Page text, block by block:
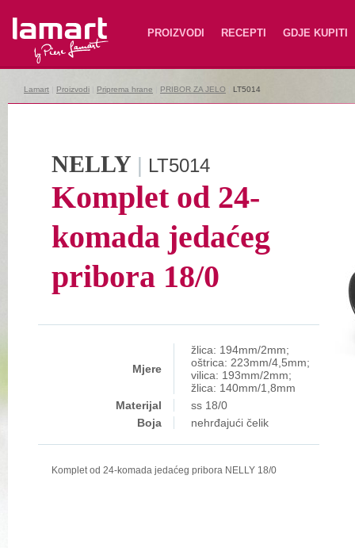
Lamart PROIZVODI RECEPTI GDJE KUPITI
Lamart Proizvodi Priprema hrane PRIBOR ZA JELO LT5014
NELLY | LT5014
Komplet od 24-
komada jedaćeg
pribora 18/0
Mjere
žlica: 194mm/2mm;
oštrica: 223mm/4,5mm;
vilica: 193mm/2mm;
žlica: 140mm/1,8mm
Materijal
ss 18/0
Boja
nehrđajući čelik
Komplet od 24-komada jedaćeg pribora NELLY 18/0